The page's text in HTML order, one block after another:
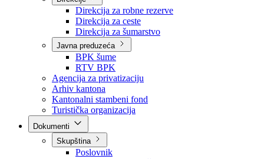
Kantonalna uprava za inspekcijske poslove
Kantonalna uprava civilne zaštite
Direkcije
Direkcija za robne rezerve
Direkcija za ceste
Direkcija za šumarstvo
Javna preduzeća
BPK šume
RTV BPK
Agencija za privatizaciju
Arhiv kantona
Kantonalni stambeni fond
Turistička organizacija